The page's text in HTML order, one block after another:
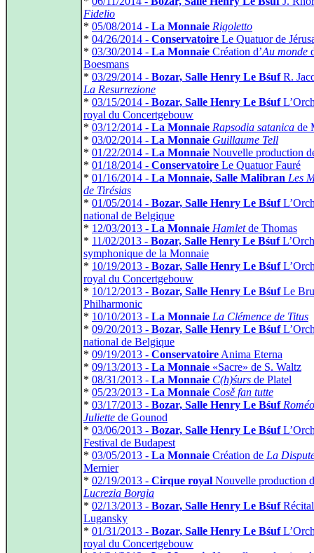
Fidelio
* 05/08/2014 - La Monnaie Rigoletto
* 04/26/2014 - Conservatoire Le Quatuor de
* 03/30/2014 - La Monnaie Création d’Au monde
Boesmans
* 03/29/2014 - Bozar, Salle Henry Le BśufR.
La Resurrezione
* 03/15/2014 - Bozar, Salle Henry Le Bśuf
royal du Concertgebouw
* 03/12/2014 - La Monnaie Rapsodia satanica de
* 03/02/2014 - La Monnaie Guillaume Tell
* 01/22/2014 - La Monnaie Nouvelle production
* 01/18/2014 - Conservatoire Le Quatuor Fauré
* 01/16/2014 - La Monnaie, Salle Malibran Les
de Tirésias
* 01/05/2014 - Bozar, Salle Henry Le Bśuf
national de Belgique
* 12/03/2013 - La Monnaie Hamletde Thomas
* 11/02/2013 - Bozar, Salle Henry Le Bśuf
symphonique de la Monnaie
* 10/19/2013 - Bozar, Salle Henry Le Bśuf
royal du Concertgebouw
* 10/12/2013 - Bozar, Salle Henry Le BśufLe
Philharmonic
* 10/10/2013 - La Monnaie La Clémence de Titus
* 09/20/2013 - Bozar, Salle Henry Le Bśuf
national de Belgique
* 09/19/2013 - Conservatoire Anima Eterna
* 09/13/2013 - La Monnaie «Sacre» de S. Waltz
* 08/31/2013 - La Monnaie C(h)śurs de Platel
* 05/23/2013 - La Monnaie Cosě fan tutte
* 03/17/2013 - Bozar, Salle Henry Le Bśuf
Juliette de Gounod
* 03/06/2013 - Bozar, Salle Henry Le Bśuf
Festival de Budapest
* 03/05/2013 - La Monnaie Création de La
Mernier
* 02/19/2013 - Cirque royal Nouvelle production
Lucrezia Borgia
* 02/13/2013 - Bozar, Salle Henry Le Bśuf
Lugansky
* 01/31/2013 - Bozar, Salle Henry Le Bśuf
royal du Concertgebouw